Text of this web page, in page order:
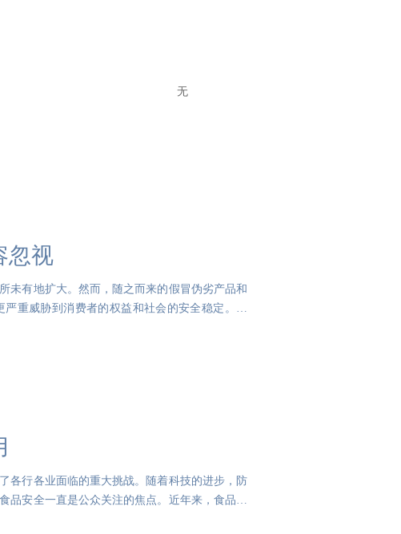
无
忽视
未有地扩大。然而，随之而来的假冒伪劣产品和
重威胁到消费者的权益和社会的安全稳定。因
各行各业面临的重大挑战。随着科技的进步，防
品安全一直是公众关注的焦点。近年来，食品造